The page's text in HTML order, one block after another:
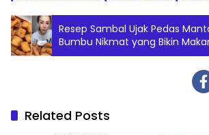
Resep Sambal Ujak Pedas
Bumbu Nikmat yang Bikin
Lebih Istimewa dan
Related Posts